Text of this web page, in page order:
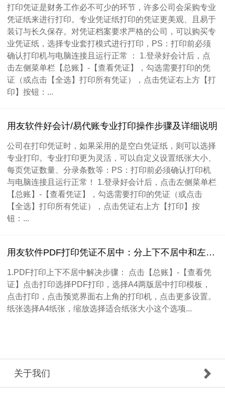
打印凭证是财务工作必不可少的环节，许多公司会采购专业
凭证纸来进行打印。专业凭证纸打印的凭证更美观、且易于
装订与长久保存。对凭证档案要求严格的公司，可以购买专
业凭证纸，选择专业套打模式进行打印，PS：打印前必须
确认打印机与电脑连接且运行正常 ： 1.登录好会计后，点
击左侧菜单栏【总账】-【查看凭证】，勾选需要打印的凭
证（或点击【全选】打印所有凭证），点击凭证右上方【打
印】按钮：...
用友软件好会计/易代账专业打印操作步骤及详细说明
公司在打印凭证时，如果采用的是空白凭证纸，则可以选择
专业打印。专业打印更为灵活，可以自定义设置纸张大小、
每页凭证数量、分录条数等：PS：打印前必须确认打印机
与电脑连接且运行正常！ 1.登录好会计后，点击左侧菜单栏
【总账】-【查看凭证】，勾选需要打印的凭证（或点击
【全选】打印所有凭证），点击凭证右上方【打印】按
钮：...
用友软件PDF打印凭证不居中：分上下不居中和左右不居中
1.PDF打印上下不居中解决步骤： 点击【总账】-【查看凭
证】点击打印选择PDF打印，选择A4两版居中打印模板，
点击打印，点击预览界面右上角的打印机，点击更多设置。
纸张选择A4纸张，缩放选择适合纸张大小这个选项...
关于我们